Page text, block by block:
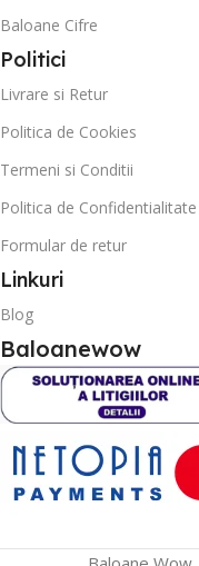
Baloane Cifre
Politici
Livrare si Retur
Politica de Cookies
Termeni si Conditii
Politica de Confidentialitate
Formular de retur
Linkuri
Blog
Baloanewow